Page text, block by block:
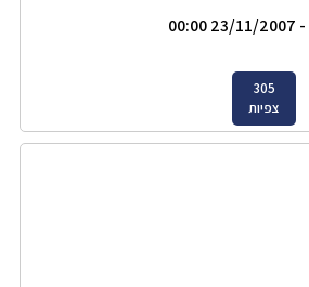
- 23/11/2007 00:00
305
צפיות